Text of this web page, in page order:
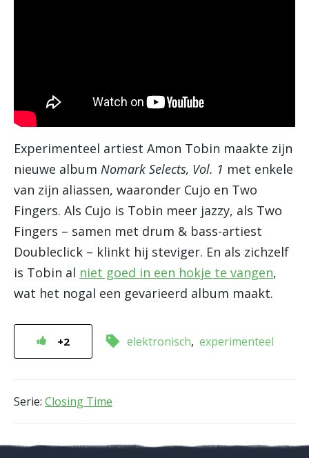
Experimenteel artiest Amon Tobin maakte zijn
nieuwe album Nomark Selects, Vol. 1 met enkele
van zijn aliassen, waaronder Cujo en Two
Fingers. Als Cujo is Tobin meer jazzy, als Two
Fingers – samen met drum & bass-artiest
Doubleclick – klinkt hij steviger. En als zichzelf
is Tobin al niet goed in een hokje te vangen,
wat het nogal een gevarieerd album maakt.
+2 elektronisch experimenteel
Serie: Closing Time